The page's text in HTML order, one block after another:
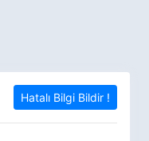
Hatalı Bilgi Bildir !